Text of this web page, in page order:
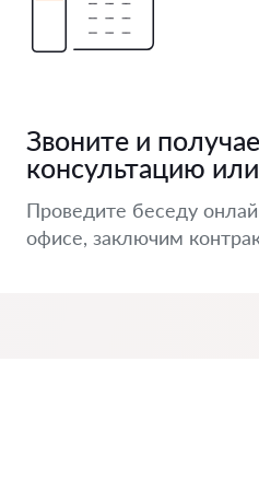
Звоните и
консультацию
Проведите беседу
офисе, заключим